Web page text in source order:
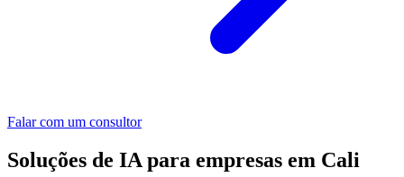
Falar com um consultor
Soluções de IA para empresas em Cali